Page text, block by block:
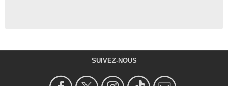
SUIVEZ-NOUS